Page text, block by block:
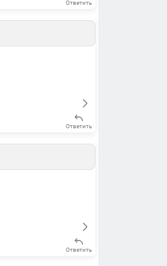
Ответить
Ответить
Ответить